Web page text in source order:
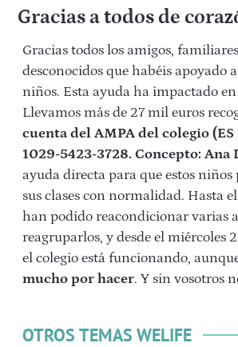
Gracias a todos de
Gracias todos los amigos,
desconocidos que habéis apoyado
niños. Esta ayuda ha impactado
Llevamos más de 27 mil euros
cuenta del AMPA del colegio (ES
1029-5423-3728. Concepto: Ana
ayuda directa para que estos niños
sus clases con normalidad. Hasta
han podido reacondicionar varias
reagruparlos, y desde el miércoles
el colegio está funcionando,
mucho por hacer. Y sin vosotros
OTROS TEMAS WELIFE